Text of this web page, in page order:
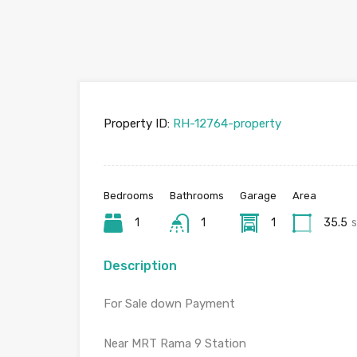
Property ID: RH-12764-property
Bedrooms
1
Bathrooms
1
Garage
1
Area
35.5
Description
For Sale down Payment
Near MRT Rama 9 Station